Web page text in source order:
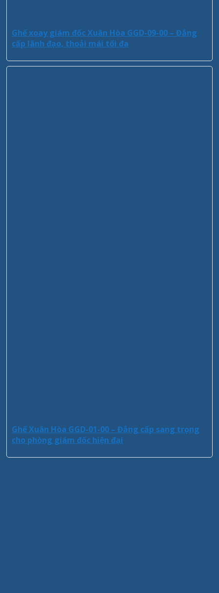
Ghế xoay giám đốc Xuân Hòa GGD-09-00 – Đẳng
cấp lãnh đạo, thoải mái tối đa
Ghế Xuân Hòa GGD-01-00 – Đẳng cấp sang trọng
cho phòng giám đốc hiện đại